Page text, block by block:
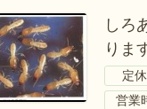
しろ
りま
定
営業